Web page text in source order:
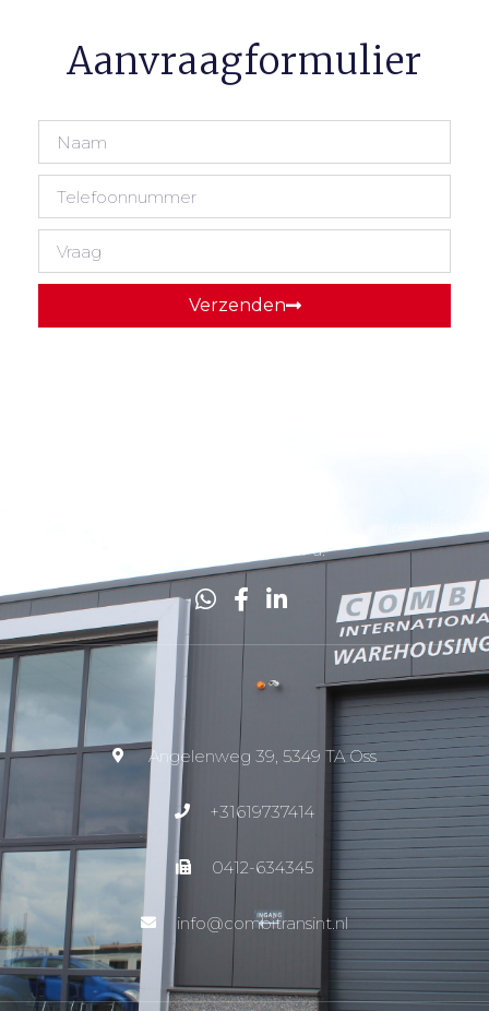
Aanvraagformulier
Verzenden
het transport voor u.
Angelenweg 39, 5349 TA Oss
+31619737414
0412-634345
info@combitransint.nl